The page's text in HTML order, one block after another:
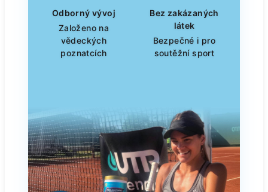
Odborný vývoj
Založeno na
vědeckých
poznatcích
Bez zakázaných
látek
Bezpečné i pro
soutěžní sport